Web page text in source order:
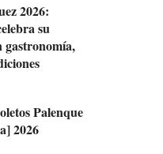
2026:
su
gastronomía,
Palenque
2026